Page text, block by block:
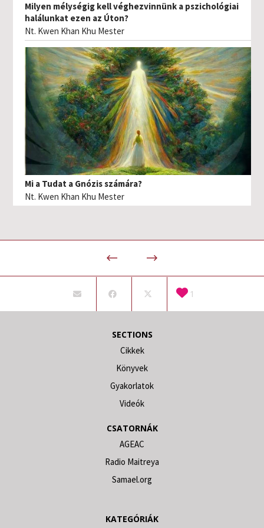
Milyen mélységig kell véghezvinnünk a pszichológiai
halálunkat ezen az Úton?
Nt. Kwen Khan Khu Mester
Mi a Tudat a Gnózis számára?
Nt. Kwen Khan Khu Mester
1
SECTIONS
Cikkek
Könyvek
Gyakorlatok
Videók
CSATORNÁK
AGEAC
Radio Maitreya
Samael.org
KATEGÓRIÁK